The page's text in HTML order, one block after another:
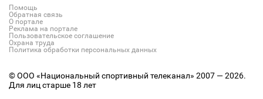
Помощь
Обратная связь
О портале
Реклама на портале
Пользовательское соглашение
Охрана труда
Политика обработки персональных данных
© ООО «Национальный спортивный телеканал» 2007 — 2026.
Для лиц старше 18 лет